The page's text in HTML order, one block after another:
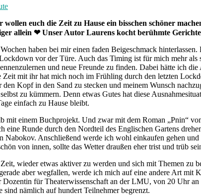
euch die Zeit zu Hause ein bisschen schöner
allein ❤Unser Autor Laurens kocht berühmte
haben bei mir einen faden Beigeschmack
vor der Türe. Auch das Timing ist für mich mehr
und neue Freunde zu finden. Dabei hätte ich
Zeit mit ihr hat mich noch im Frühling durch den letzten
den Kopf in den Sand zu stecken und meinem Wunsch
zu kümmern. Denn etwas Gutes hat diese
einfach zu Hause bleibt.
mit einem Buchprojekt. Und zwar mit dem Roman „Pnin“
eine Runde durch den Nordteil des Englischen Gartens
Nabokov. Anschließend werde ich wohl einkaufen gehen
von innen, sollte das Wetter draußen eher trist und trüb
wieder etwas aktiver zu werden und sich mit Themen zu
aber wegfallen, werde ich mich auf eine andere Art mit
für Theaterwissenschaft an der LMU, von 20 Uhr
sind nämlich auf hundert Teilnehmer begrenzt.